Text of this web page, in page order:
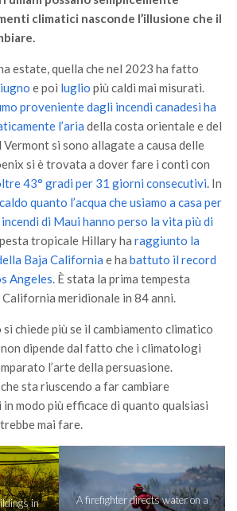
Adattamento
Risorse, Innovazione
Newsletter
climatici nasconde l’illusione che il
estate, quella che nel 2023 ha fatto
e poi luglio più caldi mai misurati.
proveniente dagli incendi canadesi ha
l’aria della costa orientale e del
si sono allagate a causa delle
si è trovata a dover fare i conti con
43° gradi per 31 giorni consecutivi. In
caldo quanto l’acqua che usiamo a casa per
di Maui hanno perso la vita più di
tropicale Hillary ha raggiunto la
Baja California e ha battuto il record
Angeles. È stata la prima tempesta
meridionale in 84 anni.
chiede più se il cambiamento climatico
dipende dal fatto che i climatologi
l’arte della persuasione.
sta riuscendo a far cambiare
modo più efficace di quanto qualsiasi
mai fare.
in
A firefighter directs water on a